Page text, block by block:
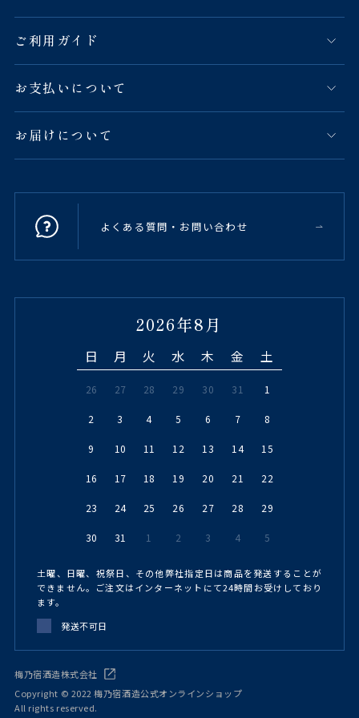
ご利用ガイド
お支払いについて
お届けについて
よくある質問・お問い合わせ
2026年8月
日 月 火 水 木 金 土
26 27 28 29 30 31 1
2 3 4 5 6 7 8
9 10 11 12 13 14 15
16 17 18 19 20 21 22
23 24 25 26 27 28 29
30 31 1 2 3 4 5
土曜、日曜、祝祭日、その他弊社指定日は商品を発送することが
できません。ご注文はインターネットにて24時間お受けしており
ます。
発送不可日
梅乃宿酒造株式会社
Copyright © 2022 梅乃宿酒造公式オンラインショップ
All rights reserved.